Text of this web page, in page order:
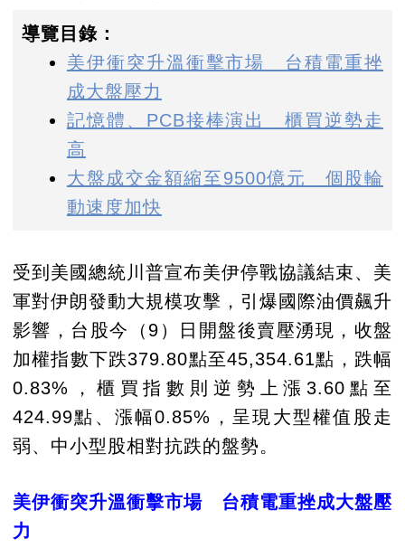
導覽目錄：
美伊衝突升溫衝擊市場 台積電重挫
成大盤壓力
記憶體、PCB接棒演出 櫃買逆勢走
高
大盤成交金額縮至9500億元 個股輪
動速度加快
受到美國總統川普宣布美伊停戰協議結束、美
軍對伊朗發動大規模攻擊，引爆國際油價飆升
影響，台股今（9）日開盤後賣壓湧現，收盤
加權指數下跌379.80點至45,354.61點，跌幅
0.83%，櫃買指數則逆勢上漲3.60點至
424.99點、漲幅0.85%，呈現大型權值股走
弱、中小型股相對抗跌的盤勢。
美伊衝突升溫衝擊市場 台積電重挫成大盤壓
力